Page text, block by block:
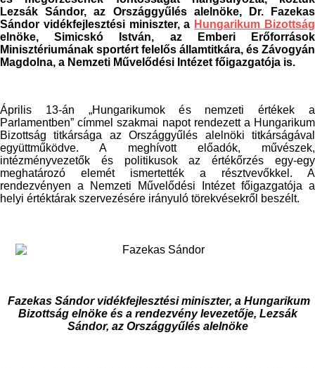
Lezsák Sándor, az Országgyűlés alelnöke, Dr. Fazekas
Sándor vidékfejlesztési miniszter, a Hungarikum Bizottság
elnöke, Simicskó István, az Emberi Erőforrások
Minisztériumának sportért felelős államtitkára, és Závogyán
Magdolna, a Nemzeti Művelődési Intézet főigazgatója is.
Április 13-án „Hungarikumok és nemzeti értékek a
Parlamentben” címmel szakmai napot rendezett a Hungarikum
Bizottság titkársága az Országgyűlés alelnöki titkárságával
együttműködve. A meghívott előadók, művészek,
intézményvezetők és politikusok az értékőrzés egy-egy
meghatározó elemét ismertették a résztvevőkkel. A
rendezvényen a Nemzeti Művelődési Intézet főigazgatója a
helyi értéktárak szervezésére irányuló törekvésekről beszélt.
Fazekas Sándor vidékfejlesztési miniszter, a Hungarikum
Bizottság elnöke és a rendezvény levezetője, Lezsák
Sándor, az Országgyűlés alelnöke